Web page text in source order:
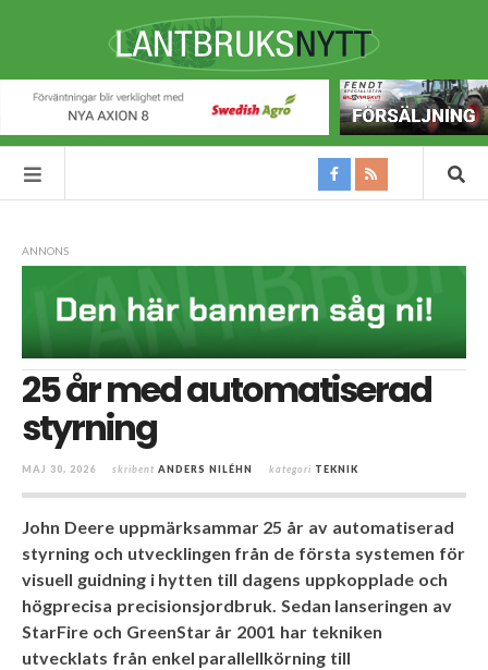
ANNONS
25 år med automatiserad
styrning
MAJ 30, 2026 skribent ANDERS NILÉHN kategori TEKNIK
John Deere uppmärksammar 25 år av automatiserad
styrning och utvecklingen från de första systemen för
visuell guidning i hytten till dagens uppkopplade och
högprecisa precisionsjordbruk. Sedan lanseringen av
StarFire och GreenStar år 2001 har tekniken
utvecklats från enkel parallellkörning till